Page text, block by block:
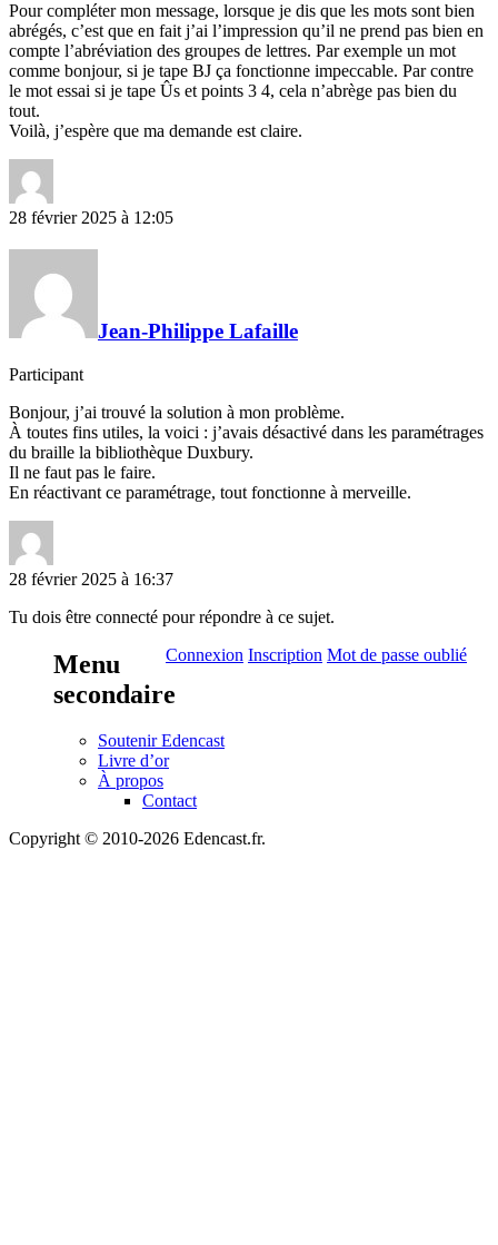
Pour compléter mon message, lorsque je dis que les mots sont bien
abrégés, c’est que en fait j’ai l’impression qu’il ne prend pas bien en
compte l’abréviation des groupes de lettres. Par exemple un mot
comme bonjour, si je tape BJ ça fonctionne impeccable. Par contre
le mot essai si je tape Ûs et points 3 4, cela n’abrège pas bien du
tout.
Voilà, j’espère que ma demande est claire.
28 février 2025 à 12:05
Jean-Philippe Lafaille
Participant
Bonjour, j’ai trouvé la solution à mon problème.
À toutes fins utiles, la voici : j’avais désactivé dans les paramétrages
du braille la bibliothèque Duxbury.
Il ne faut pas le faire.
En réactivant ce paramétrage, tout fonctionne à merveille.
28 février 2025 à 16:37
Tu dois être connecté pour répondre à ce sujet.
Connexion Inscription Mot de passe oublié
Menu
secondaire
Soutenir Edencast
Livre d’or
À propos
Contact
Copyright © 2010-2026 Edencast.fr.